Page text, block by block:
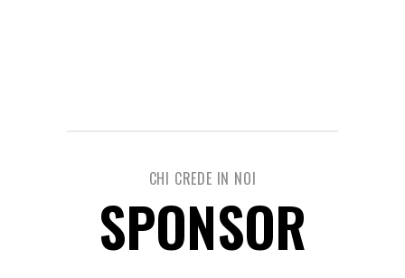
CHI CREDE IN NOI
SPONSOR